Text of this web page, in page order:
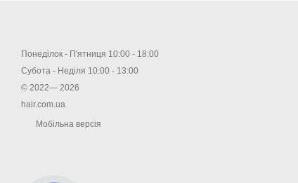
Понеділок - П'ятниця 10:00 - 18:00
Субота - Неділя 10:00 - 13:00
© 2022— 2026
hair.com.ua
Мобільна версія